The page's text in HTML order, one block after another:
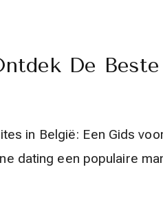
De
in België: Een Gids
dating een populaire